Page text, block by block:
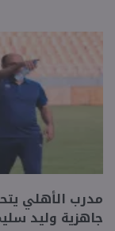
مدرب الأهلي
جاهزية وليد